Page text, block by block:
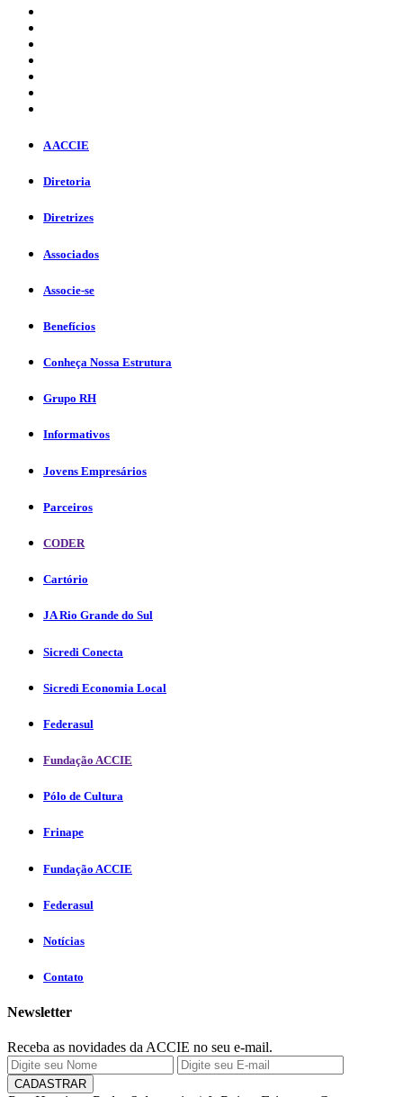
A ACCIE
Diretoria
Diretrizes
Associados
Associe-se
Benefícios
Conheça Nossa Estrutura
Grupo RH
Informativos
Jovens Empresários
Parceiros
CODER
Cartório
JA Rio Grande do Sul
Sicredi Conecta
Sicredi Economia Local
Federasul
Fundação ACCIE
Pólo de Cultura
Frinape
Fundação ACCIE
Federasul
Notícias
Contato
Newsletter
Receba as novidades da ACCIE no seu e-mail.